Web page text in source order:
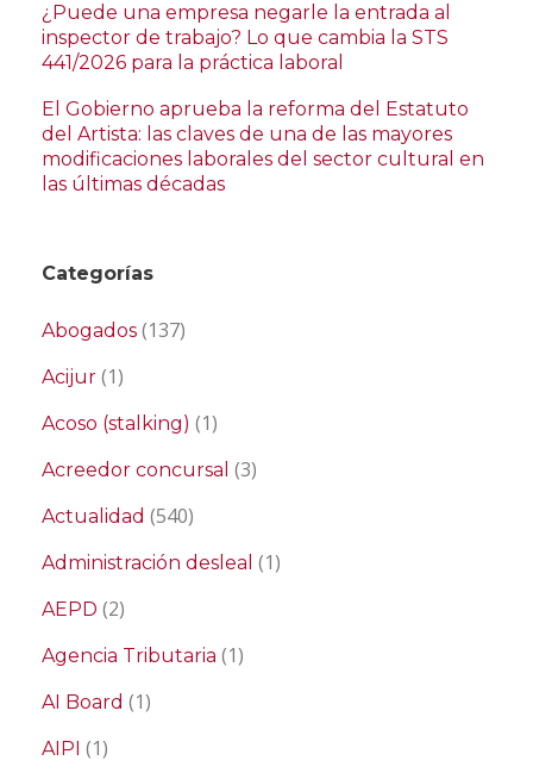
¿Puede una empresa negarle la entrada al
inspector de trabajo? Lo que cambia la STS
441/2026 para la práctica laboral
El Gobierno aprueba la reforma del Estatuto
del Artista: las claves de una de las mayores
modificaciones laborales del sector cultural en
las últimas décadas
Categorías
Abogados (137)
Acijur (1)
Acoso (stalking) (1)
Acreedor concursal (3)
Actualidad (540)
Administración desleal (1)
AEPD (2)
Agencia Tributaria (1)
AI Board (1)
AIPI (1)